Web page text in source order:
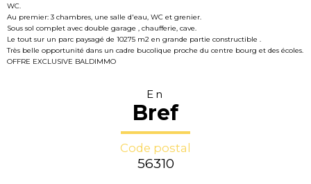
WC.
Au premier: 3 chambres, une salle d'eau, WC et grenier.
Sous sol complet avec double garage , chaufferie, cave.
Le tout sur un parc paysagé de 10275 m2 en grande partie constructible .
Très belle opportunité dans un cadre bucolique proche du centre bourg et des écoles.
OFFRE EXCLUSIVE BALDIMMO
En
Bref
Code postal
56310